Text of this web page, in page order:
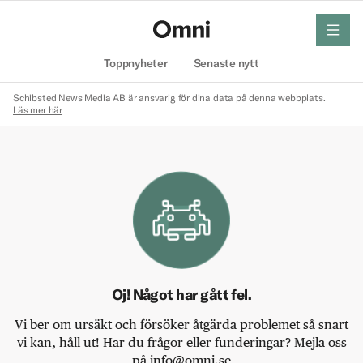
Toppnyheter Senaste nytt
meny
Schibsted News Media AB är ansvarig för dina data på denna webbplats.
Läs mer här
Oj! Något har gått fel.
Vi ber om ursäkt och försöker åtgärda problemet så snart
vi kan, håll ut! Har du frågor eller funderingar? Mejla oss